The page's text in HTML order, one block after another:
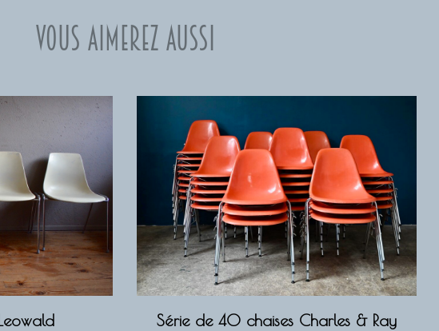
Vous aimerez aussi
Série de 40 chaises Charles & Ray